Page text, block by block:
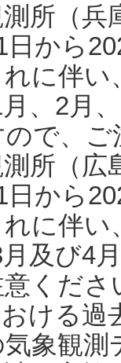
所（
日から
に伴い
、2月
で、
所（
日から
に伴い
及び4
くだ
ける過
気象観